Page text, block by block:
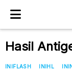
Hasil
INIFLASH INIHL